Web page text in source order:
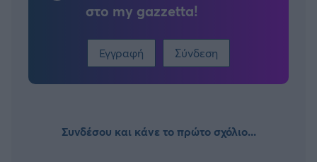
στο my gazzetta!
Εγγραφή Σύνδεση
Συνδέσου και κάνε το πρώτο σχόλιο...